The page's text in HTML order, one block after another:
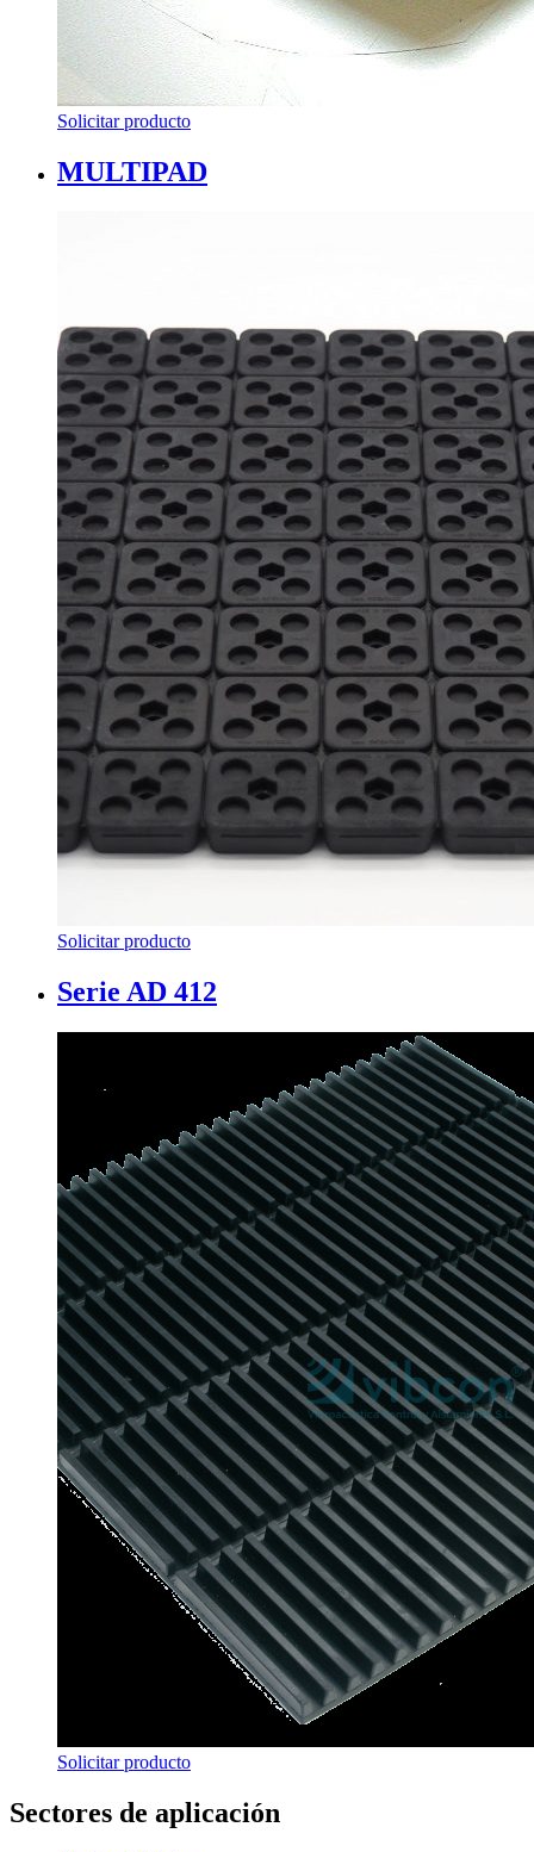
Solicitar producto
MULTIPAD
Solicitar producto
Serie AD 412
Solicitar producto
Sectores de aplicación